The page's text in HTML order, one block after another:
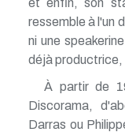
ressemble à l'un
ni une
déjà
À partir de
Discorama,
Darras ou